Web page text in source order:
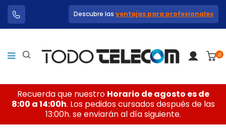
Descubre las ventajas para profesionales
0
Recuerda que nuestro Horario de agosto es de
8:00 a 14:00h. Los pedidos cursados después de las
13:00h. se enviarán al día siguiente.